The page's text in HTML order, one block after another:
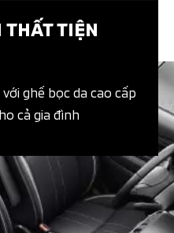
THẤT TIỆN
ghế bọc da cao cấp
cả gia đình​